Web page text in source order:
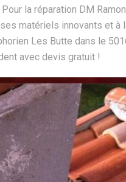
la réparation DM
matériels innovants et à
Les Butte dans le
avec devis gratuit !